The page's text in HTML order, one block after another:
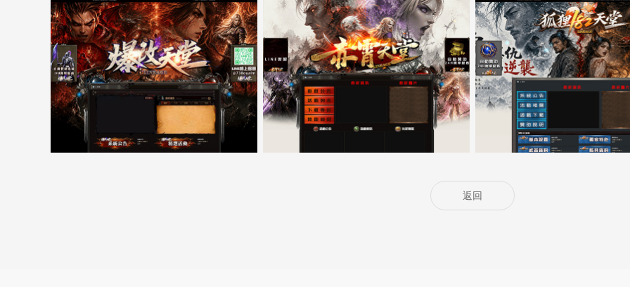
5000客戶展示案例15 5000客戶展示案例14 5000客戶展示案例13
返回